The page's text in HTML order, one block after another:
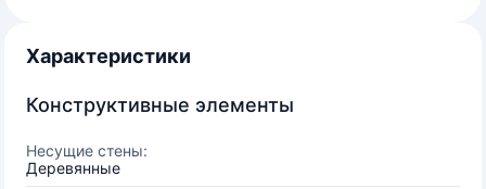
Характеристики
Конструктивные элементы
Несущие стены:
Деревянные